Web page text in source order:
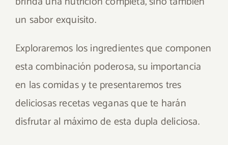
un sabor exquisito.
Exploraremos los ingredientes que componen
esta combinación poderosa, su importancia
en las comidas y te presentaremos tres
deliciosas recetas veganas que te harán
disfrutar al máximo de esta dupla deliciosa.